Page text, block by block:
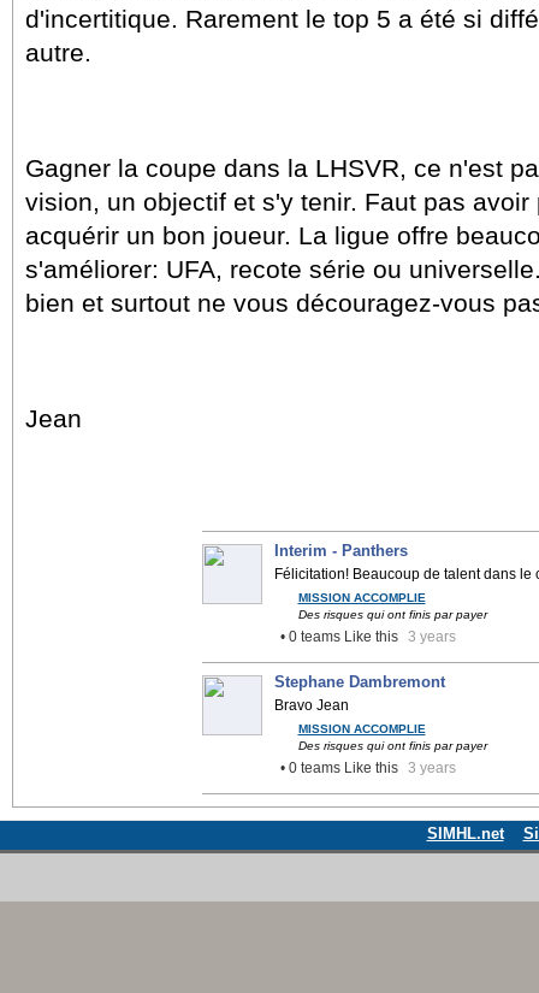
d'incertitique. Rarement le top 5 a été si
autre.
Gagner la coupe dans la LHSVR, ce n'est
vision, un objectif et s'y tenir. Faut pas
acquérir un bon joueur. La ligue offre
s'améliorer: UFA, recote série ou
bien et surtout ne vous découragez-vous
Jean
Interim - Panthers
Félicitation! Beaucoup de talent dans le
MISSION ACCOMPLIE
Des risques qui ont finis par payer
• 0 teams Like this 3 years
Stephane Dambremont
Bravo Jean
MISSION ACCOMPLIE
Des risques qui ont finis par payer
• 0 teams Like this 3 years
SIMHL.net